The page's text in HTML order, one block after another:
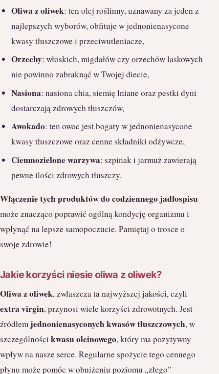
Oliwa z oliwek: ten olej roślinny, uznawany za jeden z
najlepszych wyborów, obfituje w jednonienasycone
kwasy tłuszczowe i przeciwutleniacze,
Orzechy: włoskich, migdałów czy orzechów laskowych
nie powinno zabraknąć w Twojej diecie,
Nasiona: nasiona chia, siemię lniane oraz pestki dyni
dostarczają zdrowych tłuszczów,
Awokado: ten owoc jest bogaty w jednonienasycone
kwasy tłuszczowe oraz cenne składniki odżywcze,
Ciemnozielone warzywa: szpinak i jarmuż zawierają
pewne ilości zdrowych tłuszczy.
Włączenie tych produktów do codziennego jadłospisu
może znacząco poprawić ogólną kondycję organizmu i
wpłynąć na lepsze samopoczucie. Pamiętaj o trosce o
swoje zdrowie!
Jakie korzyści niesie oliwa z oliwek?
Oliwa z oliwek, zwłaszcza ta najwyższej jakości, czyli
extra virgin, przynosi wiele korzyści zdrowotnych. Jest
źródłem jednonienasyconych kwasów tłuszczowych, w
szczególności kwasu oleinowego, który ma pozytywny
wpływ na nasze serce. Regularne spożycie tego cennego
płynu może pomóc w obniżeniu poziomu „złego”